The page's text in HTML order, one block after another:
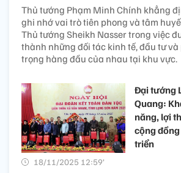
Thủ tướng Phạm Minh Chính khẳng
ghi nhớ vai trò tiên phong và tâm
Thủ tướng Sheikh Nasser trong việc
thành những đối tác kinh tế, đầu tư
trọng hàng đầu của nhau tại khu vực.
Đại tướng
Quang:
năng, lợi
cộng
triển
18/11/2025 12:59’